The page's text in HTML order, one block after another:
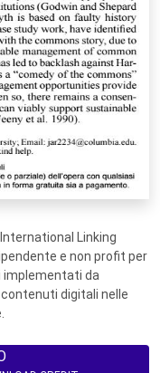
Linking
e non profit per
da
digitali nelle